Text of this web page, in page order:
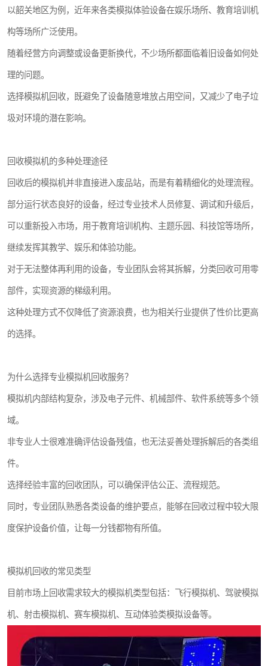
以韶关地区为例，近年来各类模拟体验设备在娱乐场所、教育培训机
构等场所广泛使用。
随着经营方向调整或设备更新换代，不少场所都面临着旧设备如何处
理的问题。
选择模拟机回收，既避免了设备随意堆放占用空间，又减少了电子垃
圾对环境的潜在影响。
回收模拟机的多种处理途径
回收后的模拟机并非直接进入废品站，而是有着精细化的处理流程。
部分运行状态良好的设备，经过专业技术人员修复、调试和升级后，
可以重新投入市场，用于教育培训机构、主题乐园、科技馆等场所，
继续发挥其教学、娱乐和体验功能。
对于无法整体再利用的设备，专业团队会将其拆解，分类回收可用零
部件，实现资源的梯级利用。
这种处理方式不仅降低了资源浪费，也为相关行业提供了性价比更高
的选择。
为什么选择专业模拟机回收服务？
模拟机内部结构复杂，涉及电子元件、机械部件、软件系统等多个领
域。
非专业人士很难准确评估设备残值，也无法妥善处理拆解后的各类组
件。
选择经验丰富的回收团队，可以确保评估公正、流程规范。
同时，专业团队熟悉各类设备的维护要点，能够在回收过程中较大限
度保护设备价值，让每一分钱都物有所值。
模拟机回收的常见类型
目前市场上回收需求较大的模拟机类型包括：飞行模拟机、驾驶模拟
机、射击模拟机、赛车模拟机、互动体验类模拟设备等。